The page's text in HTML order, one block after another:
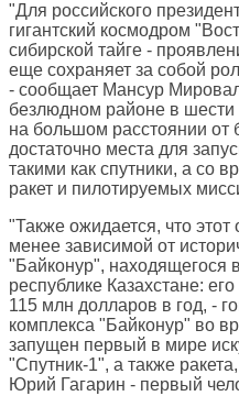
"Для российского
гигантский космодром
сибирской тайге -
еще сохраняет за собой
- сообщает Мансур
безлюдном районе в
на большом расстоянии от
достаточно места для
такими как спутники, а со
ракет и пилотируемых
"Также ожидается, что этот
менее зависимой от
"Байконур", находящегося
республике Казахстане:
115 млн долларов в год, -
комплекса "Байконур" во
запущен первый в мире
"Спутник-1", а также
Юрий Гагарин - первый